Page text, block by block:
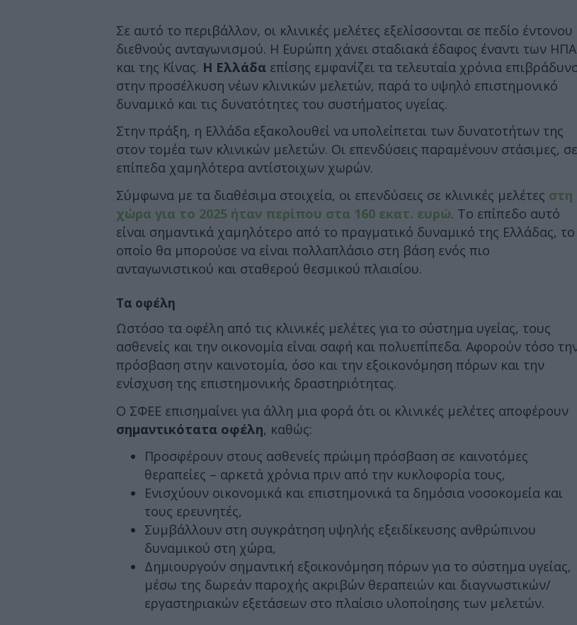
Σε αυτό το περιβάλλον, οι κλινικές μελέτες εξελίσσονται σε πεδίο έντονου
διεθνούς ανταγωνισμού. Η Ευρώπη χάνει σταδιακά έδαφος έναντι των ΗΠΑ
και της Κίνας. Η Ελλάδα επίσης εμφανίζει τα τελευταία χρόνια
στην προσέλκυση νέων κλινικών μελετών, παρά το υψηλό επιστημονικό
δυναμικό και τις δυνατότητες του συστήματος υγείας.
Στην πράξη, η Ελλάδα εξακολουθεί να υπολείπεται των δυνατοτήτων της
στον τομέα των κλινικών μελετών. Οι επενδύσεις παραμένουν στάσιμες, σε
επίπεδα χαμηλότερα αντίστοιχων χωρών.
Σύμφωνα με τα διαθέσιμα στοιχεία, οι επενδύσεις σε κλινικές μελέτες στη
χώρα για το 2025 ήταν περίπου στα 160 εκατ. ευρώ. Το επίπεδο αυτό
είναι σημαντικά χαμηλότερο από το πραγματικό δυναμικό της Ελλάδας, το
οποίο θα μπορούσε να είναι πολλαπλάσιο στη βάση ενός πιο
ανταγωνιστικού και σταθερού θεσμικού πλαισίου.
Τα οφέλη
Ωστόσο τα οφέλη από τις κλινικές μελέτες για το σύστημα υγείας, τους
ασθενείς και την οικονομία είναι σαφή και πολυεπίπεδα. Αφορούν τόσο
πρόσβαση στην καινοτομία, όσο και την εξοικονόμηση πόρων και την
ενίσχυση της επιστημονικής δραστηριότητας.
Ο ΣΦΕΕ επισημαίνει για άλλη μια φορά ότι οι κλινικές μελέτες αποφέρουν
σημαντικότατα οφέλη, καθώς:
Προσφέρουν στους ασθενείς πρώιμη πρόσβαση σε καινοτόμες
θεραπείες – αρκετά χρόνια πριν από την κυκλοφορία τους,
Ενισχύουν οικονομικά και επιστημονικά τα δημόσια νοσοκομεία και
τους ερευνητές,
Συμβάλλουν στη συγκράτηση υψηλής εξειδίκευσης ανθρώπινου
δυναμικού στη χώρα,
Δημιουργούν σημαντική εξοικονόμηση πόρων για το σύστημα υγείας,
μέσω της δωρεάν παροχής ακριβών θεραπειών και διαγνωστικών/
εργαστηριακών εξετάσεων στο πλαίσιο υλοποίησης των μελετών.